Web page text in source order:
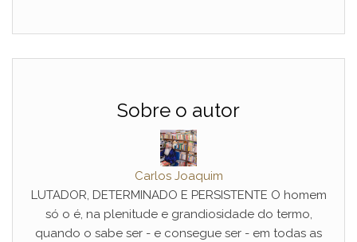
Sobre o autor
Carlos Joaquim
LUTADOR, DETERMINADO E PERSISTENTE O homem
só o é, na plenitude e grandiosidade do termo,
quando o sabe ser - e consegue ser - em todas as